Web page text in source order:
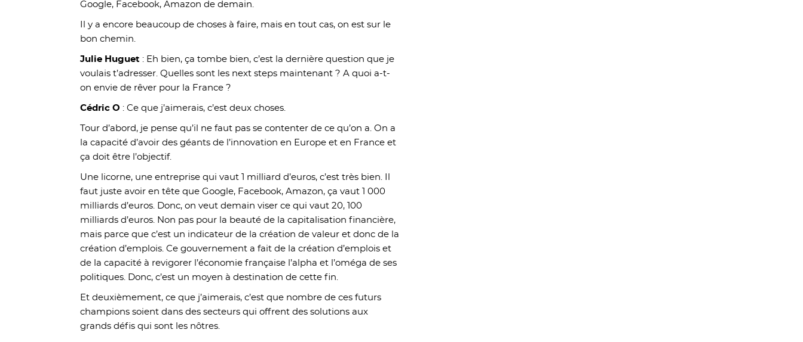
Google, Facebook, Amazon de demain.
Il y a encore beaucoup de choses à faire, mais en tout cas, on est sur le
bon chemin.
Julie Huguet : Eh bien, ça tombe bien, c’est la dernière question que je
voulais t’adresser. Quelles sont les next steps maintenant ? A quoi a-t-
on envie de rêver pour la France ?
Cédric O : Ce que j’aimerais, c’est deux choses.
Tour d’abord, je pense qu’il ne faut pas se contenter de ce qu’on a. On a
la capacité d’avoir des géants de l’innovation en Europe et en France et
ça doit être l’objectif.
Une licorne, une entreprise qui vaut 1 milliard d’euros, c’est très bien. Il
faut juste avoir en tête que Google, Facebook, Amazon, ça vaut 1 000
milliards d’euros. Donc, on veut demain viser ce qui vaut 20, 100
milliards d’euros. Non pas pour la beauté de la capitalisation financière,
mais parce que c’est un indicateur de la création de valeur et donc de la
création d’emplois. Ce gouvernement a fait de la création d’emplois et
de la capacité à revigorer l’économie française l’alpha et l’oméga de ses
politiques. Donc, c’est un moyen à destination de cette fin.
Et deuxièmement, ce que j’aimerais, c’est que nombre de ces futurs
champions soient dans des secteurs qui offrent des solutions aux
grands défis qui sont les nôtres.